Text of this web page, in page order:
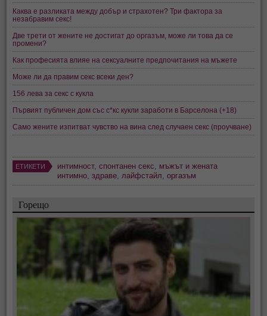
Каква е разликата между добър и страхотен? Три фактора за
незабравим секс!
Две трети от жените не достигат до оргазъм, може ли това да се
промени?
Как професията влияе на сексуалните предпочитания на мъжете
Може ли да правим секс всеки ден?
156 лева за секс с кукла
Първият публичен дом със с*кс кукли заработи в Барселона (+18)
Само жените изпитват чувство на вина след случаен секс (проучване)
ЕТИКЕТИ интимност,спонтанен секс
мъжът и жената
интимно ,здраве лайфстайл ,оргазъм
Горещо